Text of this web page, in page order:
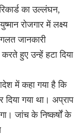
का उल्लंघन,
रोजगार में लक्ष्य
जानकारी
हुए उन्हें हटा दिया
में कहा गया है कि
दिया गया था। अप्राप
जांच के निष्कर्षों के